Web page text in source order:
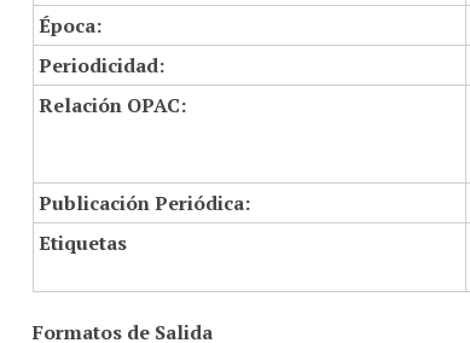
Época:
Periodicidad:
Relación OPAC:
Publicación Periódica:
Etiquetas
Formatos de Salida